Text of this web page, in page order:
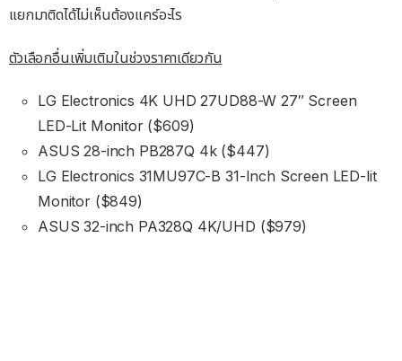
แยกมาติดได้ไม่เห็นต้องแคร์อะไร
ตัวเลือกอื่นเพิ่มเติมในช่วงราคาเดียวกัน
LG Electronics 4K UHD 27UD88-W 27″ Screen
LED-Lit Monitor ($609)
ASUS 28-inch PB287Q 4k ($447)
LG Electronics 31MU97C-B 31-Inch Screen LED-lit
Monitor ($849)
ASUS 32-inch PA328Q 4K/UHD ($979)